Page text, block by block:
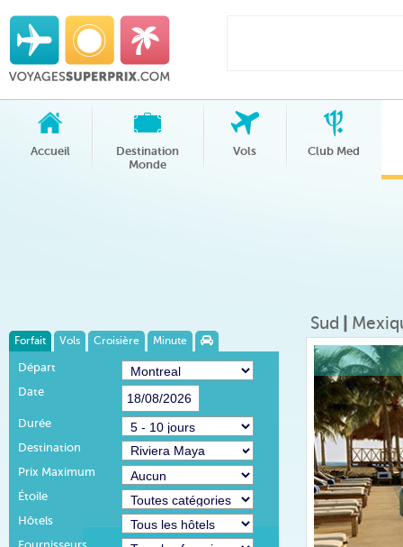
Accueil
Destination
Monde
Vols Club Med
Forfait Vols Croisière Minute
Départ
Date
Durée
Destination
Prix Maximum
Étoile
Hôtels
Sud